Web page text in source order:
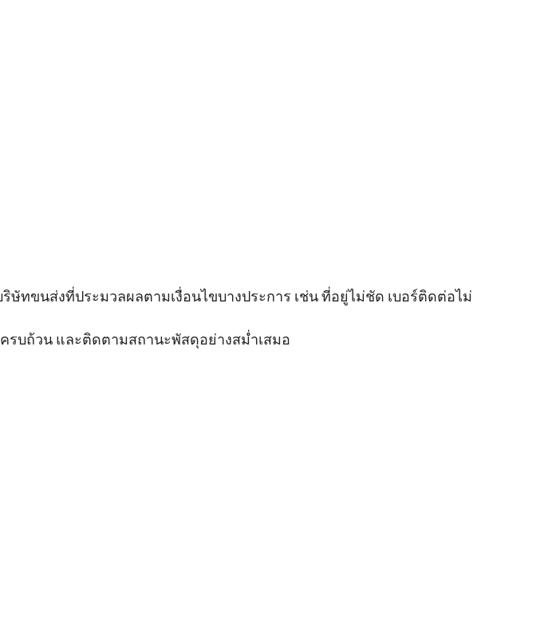
ขนส่งที่ประมวลผลตามเงื่อนไขบางประการ เช่น ที่อยู่ไม่ชัด เบอร์ติดต่อไม่
บถ้วน และติดตามสถานะพัสดุอย่างสม่ำเสมอ